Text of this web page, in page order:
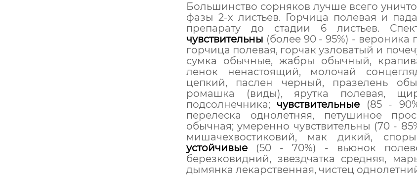
Большинство сорняков лучше всего
фазы 2-х листьев. Горчица полевая и
препарату до стадии 6 листьев.
чувствительны (более 90 - 95%) - вероника
горчица полевая, горчак узловатый и
сумка обычные, жабры обычный,
ленок ненастоящий, молочай
цепкий, паслен черный, празелень
ромашка (виды), ярутка полевая,
подсолнечника; чувствительные (85 -
перелеска однолетняя, петушиное
обычная; умеренно чувствительны (70 -
мишачехвостиковий, мак дикий,
устойчивые (50 - 70%) - вьюнок
березковидний, звездчатка средняя,
дымянка лекарственная, чистец